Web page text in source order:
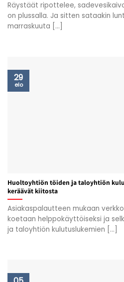
Räystäät ripottelee,
on plussalla. Ja sitten sataakin
marraskuuta [...]
Huoltoyhtiön töiden ja taloyhtiön
keräävät kiitosta
Asiakaspalautteen mukaan
koetaan helppokäyttöiseksi ja
ja taloyhtiön kulutuslukemien [...]
29
elo